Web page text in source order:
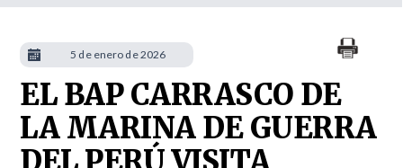
EL BAP CARRASCO DE
LA MARINA DE GUERRA
5 de enero de 2026